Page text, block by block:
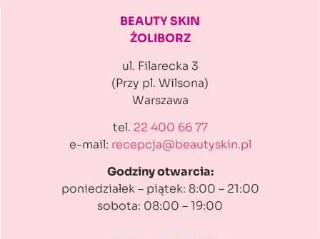
BEAUTY SKIN
ŻOLIBORZ
ul. Filarecka 3
(Przy pl. Wilsona)
Warszawa
tel. 22 400 66 77
e-mail: recepcja@beautyskin.pl
Godziny otwarcia:
poniedziałek – piątek: 8:00 – 21:00
sobota: 08:00 – 19:00